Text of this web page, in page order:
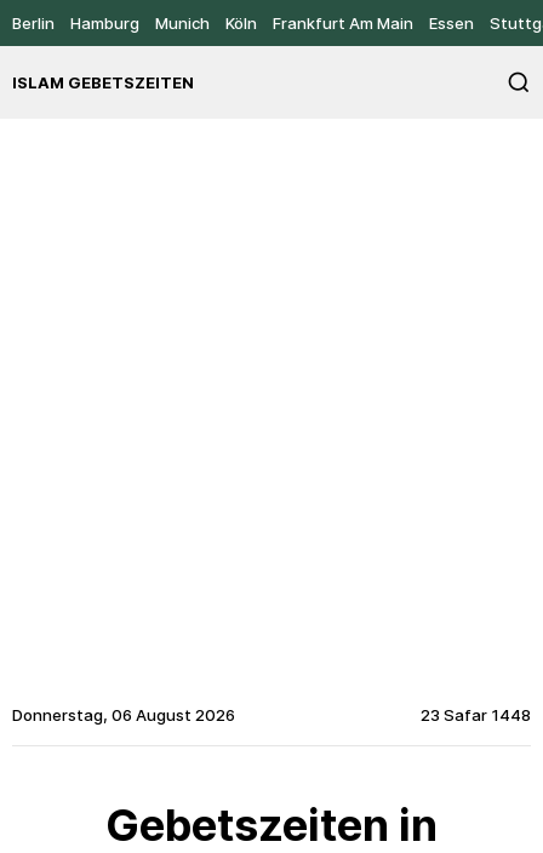
Berlin Hamburg Munich Köln Frankfurt Am Main Essen
ISLAM GEBETSZEITEN
Donnerstag, 06 August 2026 23 Safar 1448
Gebetszeiten in